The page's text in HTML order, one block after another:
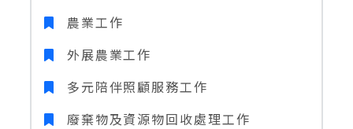
農業工作
外展農業工作
多元陪伴照顧服務工作
廢棄物及資源物回收處理工作